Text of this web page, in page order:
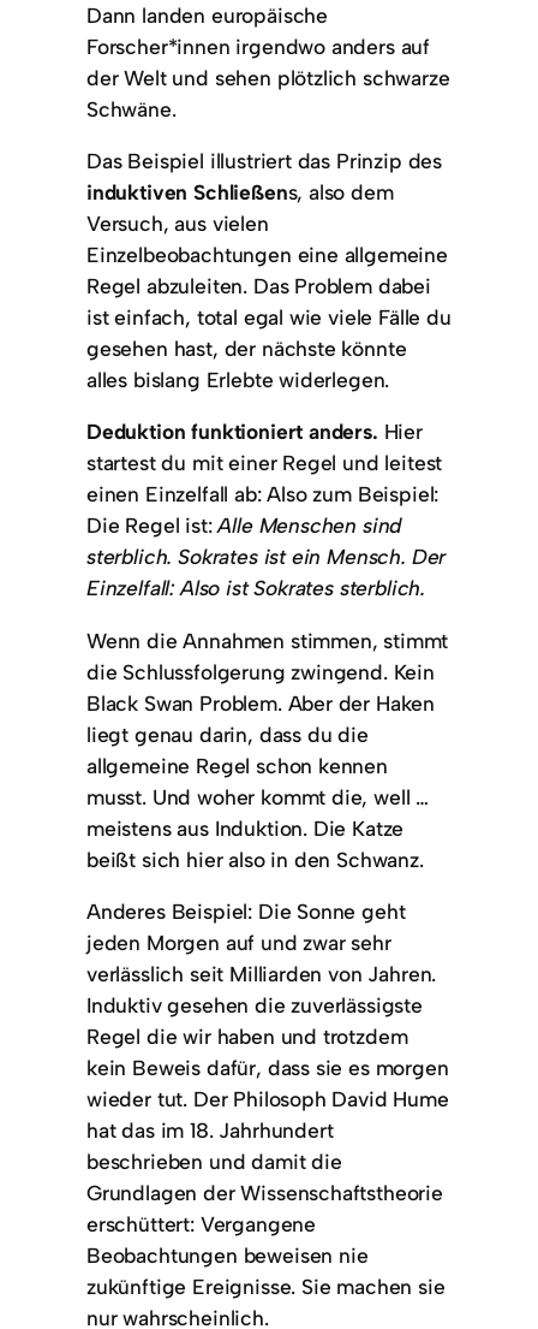
Dann landen europäische
Forscher*innen irgendwo anders auf
der Welt und sehen plötzlich schwarze
Schwäne.
Das Beispiel illustriert das Prinzip des
induktiven Schließens, also dem
Versuch, aus vielen
Einzelbeobachtungen eine allgemeine
Regel abzuleiten. Das Problem dabei
ist einfach, total egal wie viele Fälle du
gesehen hast, der nächste könnte
alles bislang Erlebte widerlegen.
Deduktion funktioniert anders. Hier
startest du mit einer Regel und leitest
einen Einzelfall ab: Also zum Beispiel:
Die Regel ist:Alle Menschen sind
sterblich. Sokrates ist ein Mensch. Der
Einzelfall: Also ist Sokrates sterblich.
Wenn die Annahmen stimmen, stimmt
die Schlussfolgerung zwingend. Kein
Black Swan Problem. Aber der Haken
liegt genau darin, dass du die
allgemeine Regel schon kennen
musst. Und woher kommt die, well …
meistens aus Induktion. Die Katze
beißt sich hier also in den Schwanz.
Anderes Beispiel: Die Sonne geht
jeden Morgen auf und zwar sehr
verlässlich seit Milliarden von Jahren.
Induktiv gesehen die zuverlässigste
Regel die wir haben und trotzdem
kein Beweis dafür, dass sie es morgen
wieder tut. Der Philosoph David Hume
hat das im 18. Jahrhundert
beschrieben und damit die
Grundlagen der Wissenschaftstheorie
erschüttert: Vergangene
Beobachtungen beweisen nie
zukünftige Ereignisse. Sie machen sie
nur wahrscheinlich.